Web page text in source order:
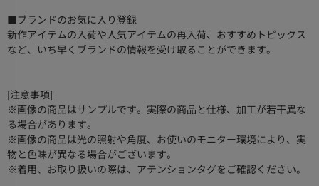
■ブランドのお気に入り登録
新作アイテムの入荷や人気アイテムの再入荷、おすすめトピックス
など、いち早くブランドの情報を受け取ることができます。
[注意事項]
※画像の商品はサンプルです。実際の商品と仕様、加工が若干異な
る場合があります。
※画像の商品は光の照射や角度、お使いのモニター環境により、実
物と色味が異なる場合がございます。
※着用、お取り扱いの際は、アテンションタグをご確認ください。